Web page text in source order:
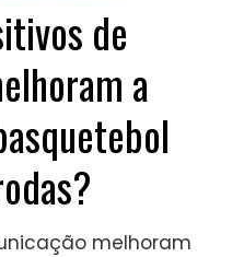
de
a
melhoram